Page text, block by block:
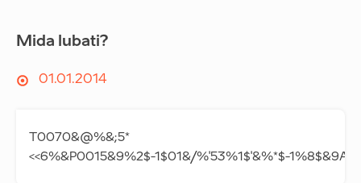
Mida lubati?
01.01.2014
T0070&@%&;5*
<<6%&P0015&9%2$-1$01&/%'53%1$'&%*$-